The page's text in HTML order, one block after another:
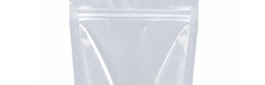
72160
160 x 80 x 270 mm
Pet12/Pe110